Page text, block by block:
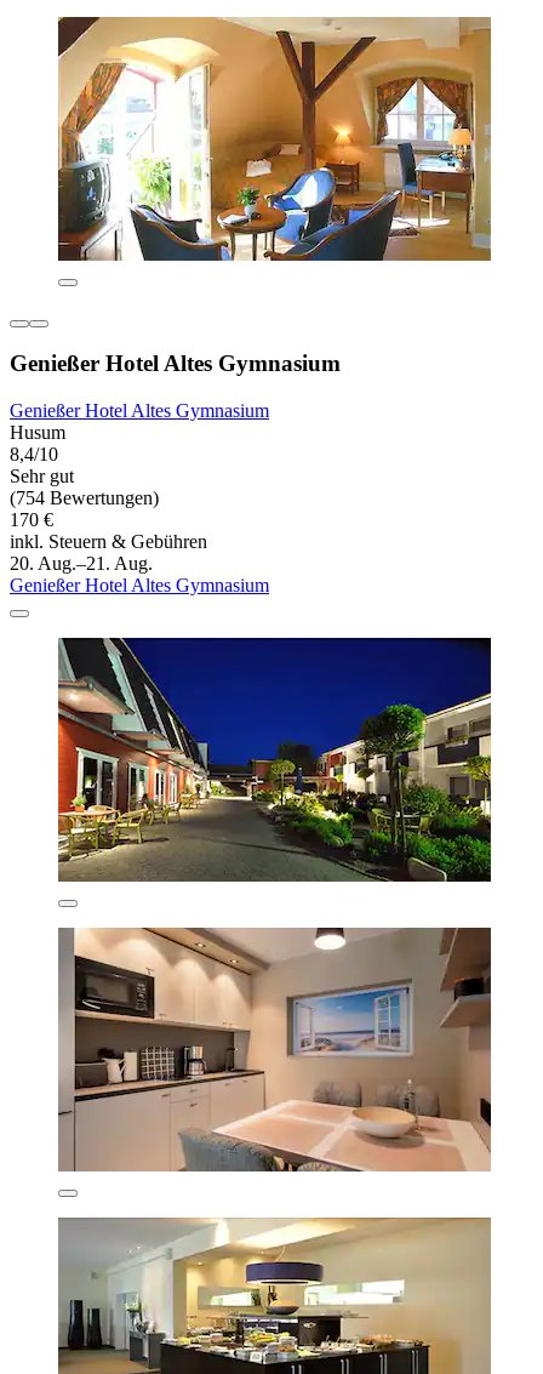
Genießer Hotel Altes Gymnasium
Genießer Hotel Altes Gymnasium
Husum
8,4/10
Sehr gut
(754 Bewertungen)
170 €
inkl. Steuern & Gebühren
20. Aug.–21. Aug.
Genießer Hotel Altes Gymnasium